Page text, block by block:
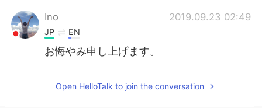
Ino 2019.09.23 02:49
JP EN
お悔やみ申し上げます。
Open HelloTalk to join the conversation